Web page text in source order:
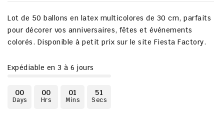
Lot de 50 ballons en latex multicolores de 30 cm, parfaits
pour décorer vos anniversaires, fêtes et événements
colorés. Disponible à petit prix sur le site Fiesta Factory.
Expédiable en 3 à 6 jours
00
Days
00
Hrs
01
Mins
50
Secs